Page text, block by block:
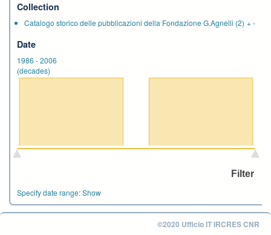
Collection
Catalogo storico delle pubblicazioni della Fondazione G.Agnelli (2) +-
Date
1986 -2006
(decades)
Specify date range:Show
©2020 Ufficio IT IRCRES CNR